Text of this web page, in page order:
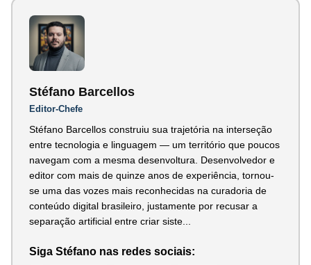
Stéfano Barcellos
Editor-Chefe
Stéfano Barcellos construiu sua trajetória na interseção
entre tecnologia e linguagem — um território que poucos
navegam com a mesma desenvoltura. Desenvolvedor e
editor com mais de quinze anos de experiência, tornou-
se uma das vozes mais reconhecidas na curadoria de
conteúdo digital brasileiro, justamente por recusar a
separação artificial entre criar siste...
Siga Stéfano nas redes sociais: